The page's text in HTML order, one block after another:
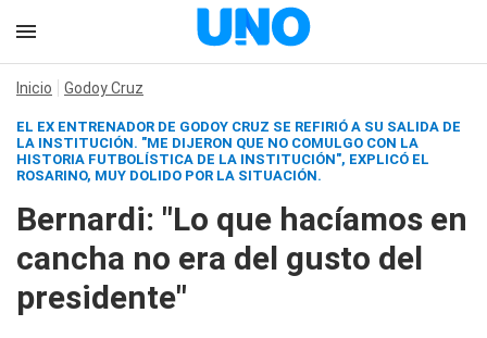
Inicio Godoy Cruz
EL EX ENTRENADOR DE GODOY CRUZ SE REFIRIÓ A SU SALIDA DE
LA INSTITUCIÓN. "ME DIJERON QUE NO COMULGO CON LA
HISTORIA FUTBOLÍSTICA DE LA INSTITUCIÓN", EXPLICÓ EL
ROSARINO, MUY DOLIDO POR LA SITUACIÓN.
Bernardi: "Lo que hacíamos en
cancha no era del gusto del
presidente"